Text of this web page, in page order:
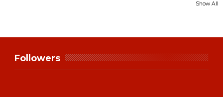
Show All
Followers